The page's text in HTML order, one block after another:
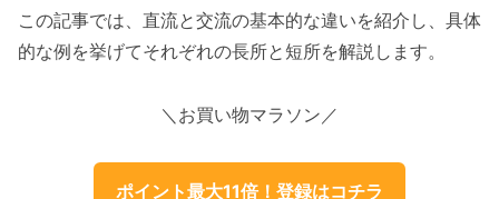
この記事では、直流と交流の基本的な違いを紹介し、具体
的な例を挙げてそれぞれの長所と短所を解説します。
＼お買い物マラソン／
ポイント最大11倍！登録はコチラ